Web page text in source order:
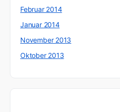
Februar 2014
Januar 2014
November 2013
Oktober 2013